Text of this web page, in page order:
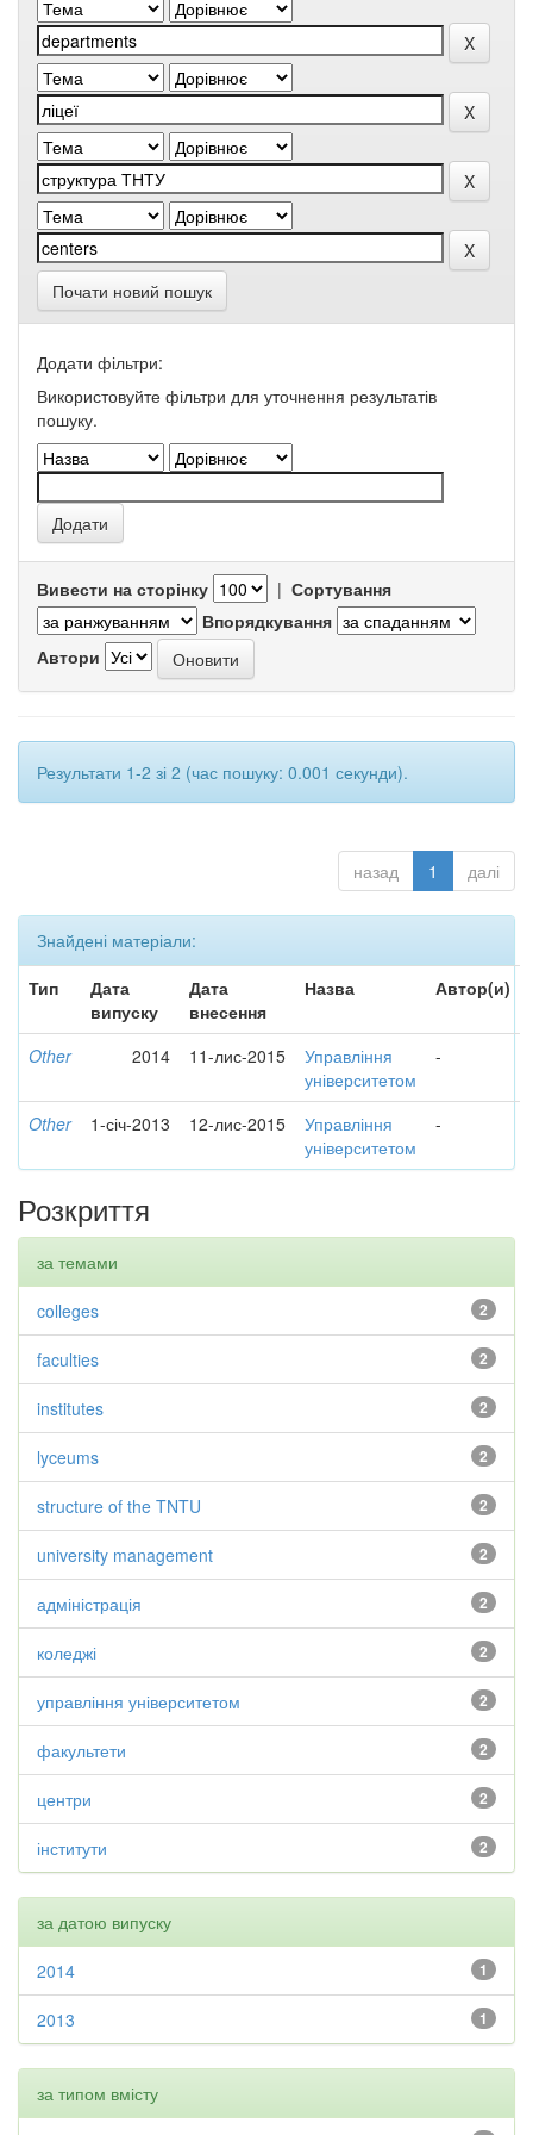
Почати новий пошук
Додати фільтри:
Використовуйте фільтри для уточнення результатів
пошуку.
Вивести на сторінку | Сортування
Впорядкування
Автори
Результати 1-2 зі 2 (час пошуку: 0.001 секунди).
назад 1 далі
Знайдені матеріали:
Тип
Дата
випуску
Дата
внесення
Назва Автор(и)
Other 2014 11-лис-2015
Управління
університетом
-
Other 1-січ-2013 12-лис-2015
Управління
університетом
-
Розкриття
за темами
2
colleges
2
faculties
2
institutes
2
lyceums
2
structure of the TNTU
2
university management
2
адміністрація
2
коледжі
2
управління університетом
2
факультети
2
центри
2
інститути
за датою випуску
1
2014
1
2013
за типом вмісту